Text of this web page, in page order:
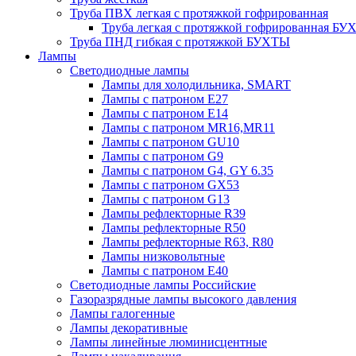
Труба ПВХ легкая с протяжкой гофрированная
Труба легкая с протяжкой гофрированная
Труба ПНД гибкая с протяжкой БУХТЫ
Лампы
Светодиодные лампы
Лампы для холодильника, SMART
Лампы с патроном E27
Лампы с патроном Е14
Лампы с патроном MR16,MR11
Лампы с патроном GU10
Лампы с патроном G9
Лампы с патроном G4, GY 6.35
Лампы с патроном GX53
Лампы с патроном G13
Лампы рефлекторные R39
Лампы рефлекторные R50
Лампы рефлекторные R63, R80
Лампы низковольтные
Лампы с патроном Е40
Светодиодные лампы Российские
Газоразрядные лампы высокого давления
Лампы галогенные
Лампы декоративные
Лампы линейные люминисцентные